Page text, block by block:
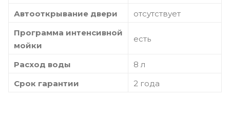
Автооткрывание двери
отсутствует
Программа интенсивной
мойки
есть
Расход воды
8 л
Срок гарантии
2 года